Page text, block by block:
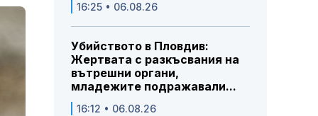
16:25 • 06.08.26
Убийството в Пловдив:
Жертвата с разкъсвания на
вътрешни органи,
младежите подражавали...
16:12 • 06.08.26